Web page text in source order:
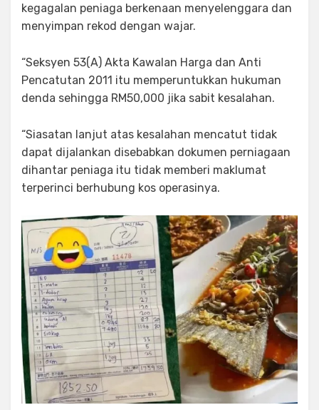
kegagalan peniaga berkenaan menyelenggara dan
menyimpan rekod dengan wajar.
“Seksyen 53(A) Akta Kawalan Harga dan Anti
Pencatutan 2011 itu memperuntukkan hukuman
denda sehingga RM50,000 jika sabit kesalahan.
“Siasatan lanjut atas kesalahan mencatut tidak
dapat dijalankan disebabkan dokumen perniagaan
dihantar peniaga itu tidak memberi maklumat
terperinci berhubung kos operasinya.